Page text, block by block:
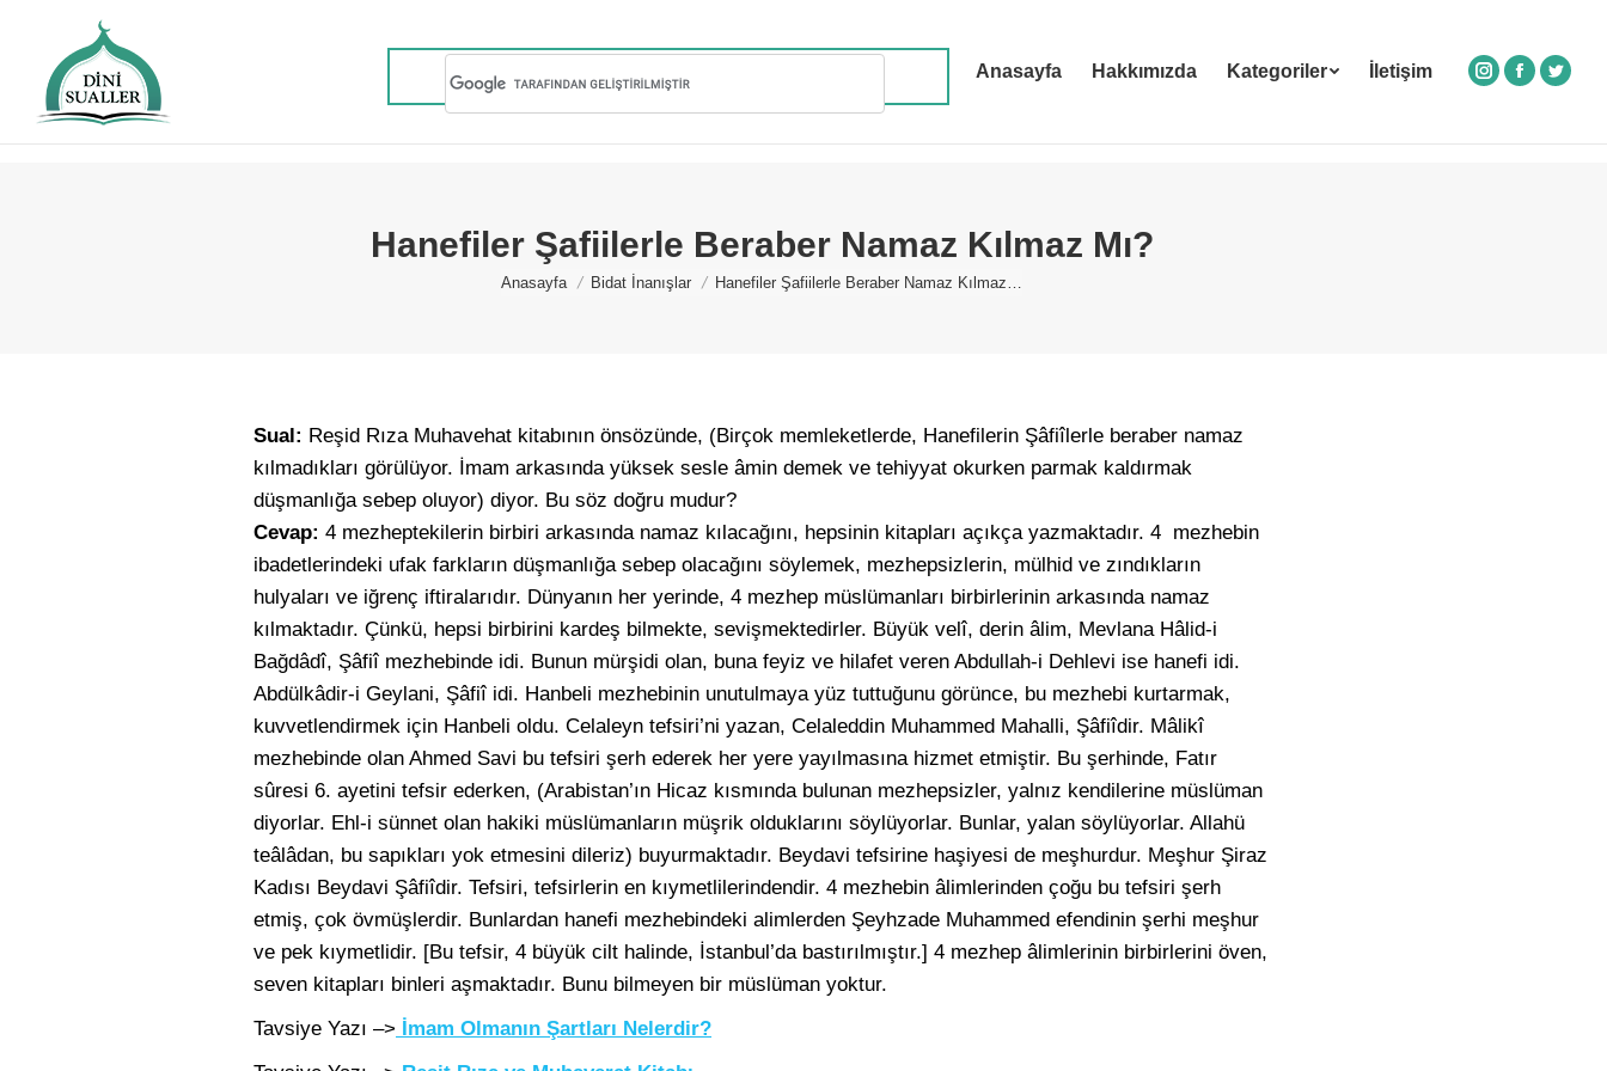
Anasayfa Hakkımızda Kategoriler İletişim
Instagram
Facebook
Hanefiler Şafiilerle Beraber Namaz Kılmaz Mı?
You are here:
Anasayfa Bidat İnanışlar Hanefiler Şafiilerle Beraber Namaz Kılmaz…
Sual: Reşid Rıza Muhavehat kitabının önsözünde, (Birçok memleketlerde, Hanefilerin Şâfiîlerle beraber namaz
kılmadıkları görülüyor. İmam arkasında yüksek sesle âmin demek ve tehiyyat okurken parmak kaldırmak
düşmanlığa sebep oluyor) diyor. Bu söz doğru mudur?
Cevap: 4 mezheptekilerin birbiri arkasında namaz kılacağını, hepsinin kitapları açıkça yazmaktadır. 4 mezhebin
ibadetlerindeki ufak farkların düşmanlığa sebep olacağını söylemek, mezhepsizlerin, mülhid ve zındıkların
hulyaları ve iğrenç iftiralarıdır. Dünyanın her yerinde, 4 mezhep müslümanları birbirlerinin arkasında namaz
kılmaktadır. Çünkü, hepsi birbirini kardeş bilmekte, sevişmektedirler. Büyük velî, derin âlim, Mevlana Hâlid-i
Bağdâdî, Şâfiî mezhebinde idi. Bunun mürşidi olan, buna feyiz ve hilafet veren Abdullah-i Dehlevi ise hanefi idi.
Abdülkâdir-i Geylani, Şâfiî idi. Hanbeli mezhebinin unutulmaya yüz tuttuğunu görünce, bu mezhebi kurtarmak,
kuvvetlendirmek için Hanbeli oldu. Celaleyn tefsiri’ni yazan, Celaleddin Muhammed Mahalli, Şâfiîdir. Mâlikî
mezhebinde olan Ahmed Savi bu tefsiri şerh ederek her yere yayılmasına hizmet etmiştir. Bu şerhinde, Fatır
sûresi 6. ayetini tefsir ederken, (Arabistan’ın Hicaz kısmında bulunan mezhepsizler, yalnız kendilerine müslüman
diyorlar. Ehl-i sünnet olan hakiki müslümanların müşrik olduklarını söylüyorlar. Bunlar, yalan söylüyorlar. Allahü
teâlâdan, bu sapıkları yok etmesini dileriz) buyurmaktadır. Beydavi tefsirine haşiyesi de meşhurdur. Meşhur Şiraz
Kadısı Beydavi Şâfiîdir. Tefsiri, tefsirlerin en kıymetlilerindendir. 4 mezhebin âlimlerinden çoğu bu tefsiri şerh
etmiş, çok övmüşlerdir. Bunlardan hanefi mezhebindeki alimlerden Şeyhzade Muhammed efendinin şerhi meşhur
ve pek kıymetlidir. [Bu tefsir, 4 büyük cilt halinde, İstanbul’da bastırılmıştır.] 4 mezhep âlimlerinin birbirlerini öven,
seven kitapları binleri aşmaktadır. Bunu bilmeyen bir müslüman yoktur.
Tavsiye Yazı –> İmam Olmanın Şartları Nelerdir?